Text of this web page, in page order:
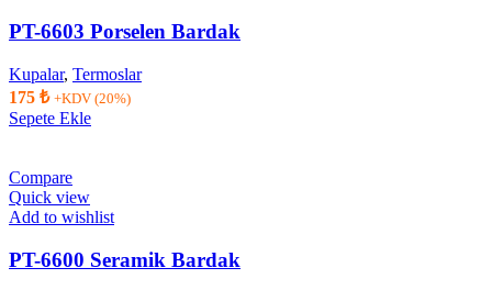
PT-6603 Porselen Bardak
Kupalar, Termoslar
175 ₺ +KDV (20%)
Sepete Ekle
Compare
Quick view
Add to wishlist
PT-6600 Seramik Bardak